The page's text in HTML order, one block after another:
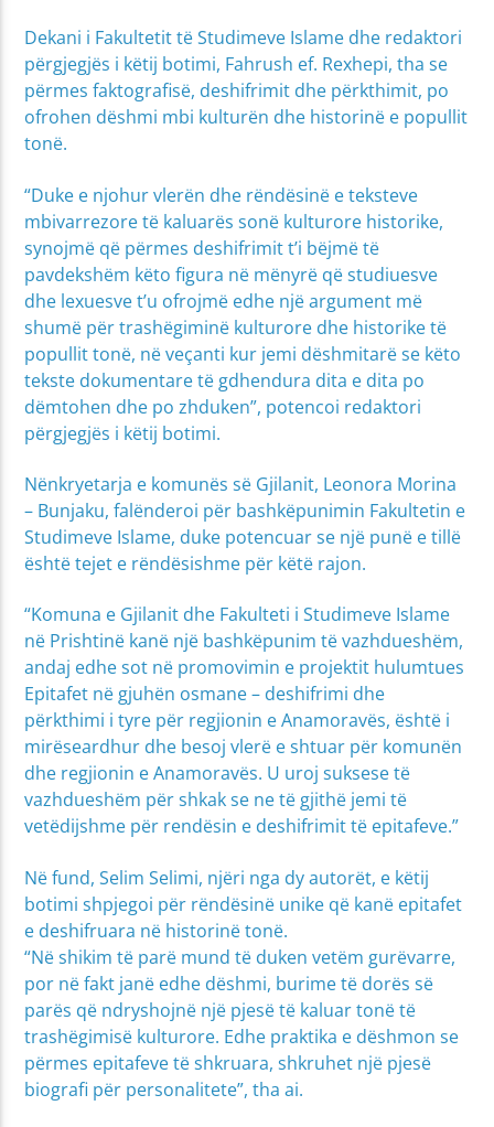
Dekani i Fakultetit të Studimeve Islame dhe redaktori
përgjegjës i këtij botimi, Fahrush ef. Rexhepi, tha se
përmes faktografisë, deshifrimit dhe përkthimit, po
ofrohen dëshmi mbi kulturën dhe historinë e popullit
tonë.
“Duke e njohur vlerën dhe rëndësinë e teksteve
mbivarrezore të kaluarës sonë kulturore historike,
synojmë që përmes deshifrimit t’i bëjmë të
pavdekshëm këto figura në mënyrë që studiuesve
dhe lexuesve t’u ofrojmë edhe një argument më
shumë për trashëgiminë kulturore dhe historike të
popullit tonë, në veçanti kur jemi dëshmitarë se këto
tekste dokumentare të gdhendura dita e dita po
dëmtohen dhe po zhduken”, potencoi redaktori
përgjegjës i këtij botimi.
Nënkryetarja e komunës së Gjilanit, Leonora Morina
– Bunjaku, falënderoi për bashkëpunimin Fakultetin e
Studimeve Islame, duke potencuar se një punë e tillë
është tejet e rëndësishme për këtë rajon.
“Komuna e Gjilanit dhe Fakulteti i Studimeve Islame
në Prishtinë kanë një bashkëpunim të vazhdueshëm,
andaj edhe sot në promovimin e projektit hulumtues
Epitafet në gjuhën osmane – deshifrimi dhe
përkthimi i tyre për regjionin e Anamoravës, është i
mirëseardhur dhe besoj vlerë e shtuar për komunën
dhe regjionin e Anamoravës. U uroj suksese të
vazhdueshëm për shkak se ne të gjithë jemi të
vetëdijshme për rendësin e deshifrimit të epitafeve.”
Në fund, Selim Selimi, njëri nga dy autorët, e këtij
botimi shpjegoi për rëndësinë unike që kanë epitafet
e deshifruara në historinë tonë.
“Në shikim të parë mund të duken vetëm gurëvarre,
por në fakt janë edhe dëshmi, burime të dorës së
parës që ndryshojnë një pjesë të kaluar tonë të
trashëgimisë kulturore. Edhe praktika e dëshmon se
përmes epitafeve të shkruara, shkruhet një pjesë
biografi për personalitete”, tha ai.